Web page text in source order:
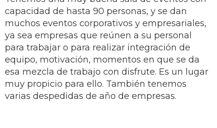
capacidad de hasta 90 personas, y se dan
muchos eventos corporativos y empresariales,
ya sea empresas que reúnen a su personal
para trabajar o para realizar integración de
equipo, motivación, momentos en que se da
esa mezcla de trabajo con disfrute. Es un lugar
muy propicio para ello. También tenemos
varias despedidas de año de empresas.